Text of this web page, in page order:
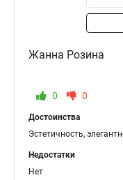
Жанна Розина
0 0
Достоинства
Эстетичность,
Недостатки
Нет